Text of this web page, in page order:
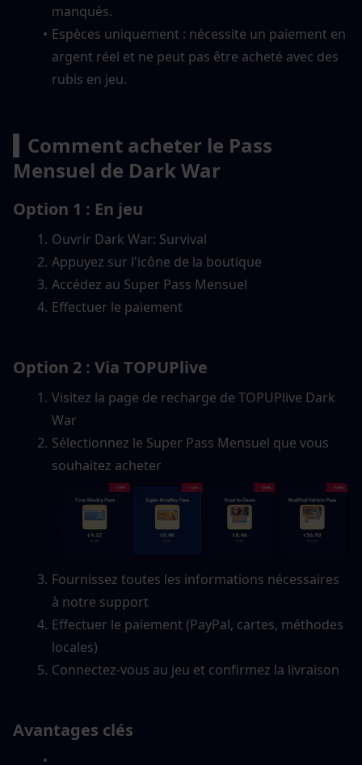
manqués.
Espèces uniquement : nécessite un paiement en
argent réel et ne peut pas être acheté avec des
rubis en jeu.
▍Comment acheter le Pass
Mensuel de Dark War
Option 1 : En jeu
Ouvrir Dark War: Survival
Appuyez sur l'icône de la boutique
Accédez au Super Pass Mensuel
Effectuer le paiement
Option 2 : Via TOPUPlive
Visitez la page de recharge de TOPUPlive Dark
War
Sélectionnez le Super Pass Mensuel que vous
souhaitez acheter
Fournissez toutes les informations nécessaires
à notre support
Effectuer le paiement (PayPal, cartes, méthodes
locales)
Connectez-vous au jeu et confirmez la livraison
Avantages clés